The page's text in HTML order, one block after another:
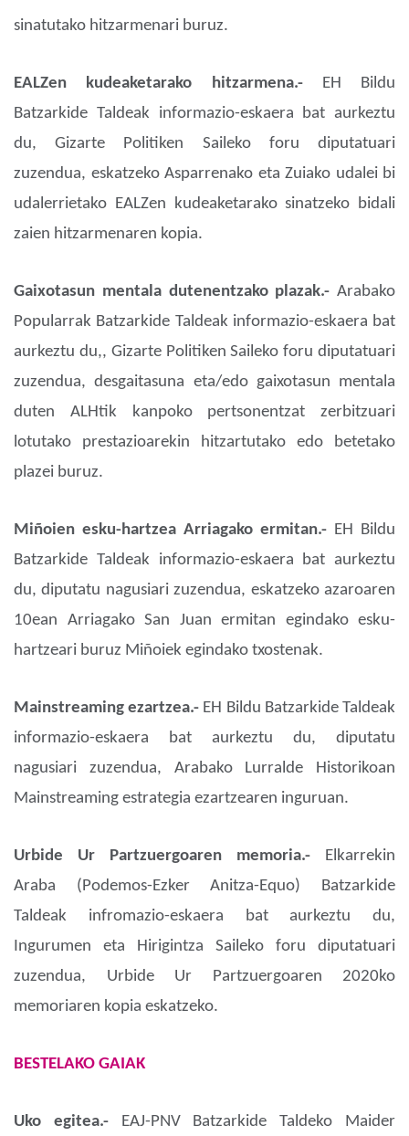
sinatutako hitzarmenari buruz.
EALZen kudeaketarako hitzarmena.- EH Bildu
Batzarkide Taldeak informazio-eskaera bat aurkeztu
du, Gizarte Politiken Saileko foru diputatuari
zuzendua, eskatzeko Asparrenako eta Zuiako udalei bi
udalerrietako EALZen kudeaketarako sinatzeko bidali
zaien hitzarmenaren kopia.
Gaixotasun mentala dutenentzako plazak.- Arabako
Popularrak Batzarkide Taldeak informazio-eskaera bat
aurkeztu du,, Gizarte Politiken Saileko foru diputatuari
zuzendua, desgaitasuna eta/edo gaixotasun mentala
duten ALHtik kanpoko pertsonentzat zerbitzuari
lotutako prestazioarekin hitzartutako edo betetako
plazei buruz.
Miñoien esku-hartzea Arriagako ermitan.- EH Bildu
Batzarkide Taldeak informazio-eskaera bat aurkeztu
du, diputatu nagusiari zuzendua, eskatzeko azaroaren
10ean Arriagako San Juan ermitan egindako esku-
hartzeari buruz Miñoiek egindako txostenak.
Mainstreaming ezartzea.- EH Bildu Batzarkide Taldeak
informazio-eskaera bat aurkeztu du, diputatu
nagusiari zuzendua, Arabako Lurralde Historikoan
Mainstreaming estrategia ezartzearen inguruan.
Urbide Ur Partzuergoaren memoria.- Elkarrekin
Araba (Podemos-Ezker Anitza-Equo) Batzarkide
Taldeak infromazio-eskaera bat aurkeztu du,
Ingurumen eta Hirigintza Saileko foru diputatuari
zuzendua, Urbide Ur Partzuergoaren 2020ko
memoriaren kopia eskatzeko.
BESTELAKO GAIAK
Uko egitea.- EAJ-PNV Batzarkide Taldeko Maider